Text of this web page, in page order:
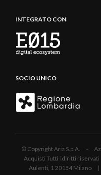
INTEGRATO CON
SOCIO UNICO
© Copyright Aria S.p.A. -
Acquisti Tutti i diritti
Aulenti, 1 20154